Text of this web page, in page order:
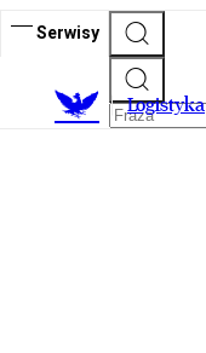
Serwisy
Logistyka